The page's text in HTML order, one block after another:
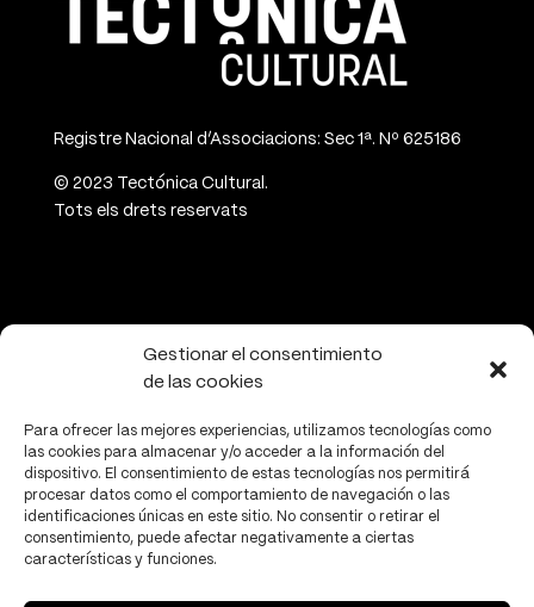
Gestionar el consentimiento
de las cookies
Para ofrecer las mejores experiencias, utilizamos tecnologías como
las cookies para almacenar y/o acceder a la información del
dispositivo. El consentimiento de estas tecnologías nos permitirá
procesar datos como el comportamiento de navegación o las
identificaciones únicas en este sitio. No consentir o retirar el
consentimiento, puede afectar negativamente a ciertas
características y funciones.
Registre Nacional d’Associacions: Sec 1ª. Nº 625186
© 2023 Tectónica Cultural.
Tots els drets reservats
CONTACTE
www.tectonicacultural.org
PRIVACITAT